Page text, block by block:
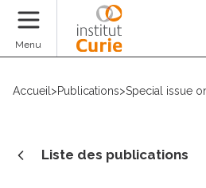
Menu
Accueil >Publications>Special issue
Liste des publications